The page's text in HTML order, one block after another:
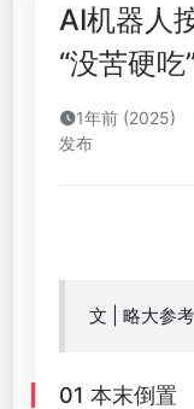
AI机器人
“没苦硬吃
1年前 (2025)
发布
文 | 略大参
01 本末倒置